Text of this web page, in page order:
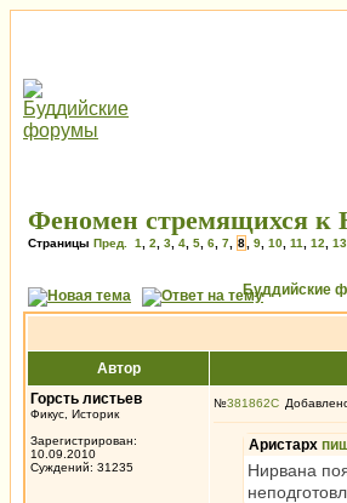
Феномен стремящихся к
Страницы Пред. 1 2 3 4 5 6 7 8 9 10 11 12 13
Буддийские
Автор
Горсть листьев
Фикус, Историк
Зарегистрирован:
10.09.2010
Суждений: 31235
№381862
Аристарх
Нирвана